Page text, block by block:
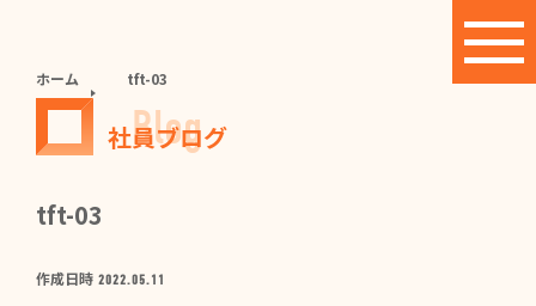
ホーム tft-03
Blog
社員ブログ
tft-03
作成日時 2022.05.11